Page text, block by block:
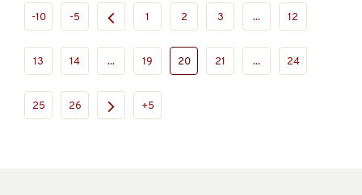
-10 -5 1 2 3 ... 12
13 14 ... 19 20 21 ... 24
25 26 +5